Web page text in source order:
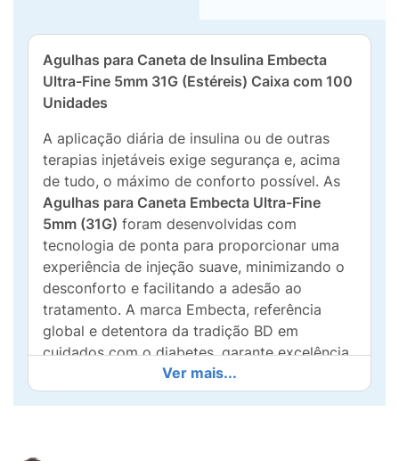
Agulhas para Caneta de Insulina Embecta
Ultra-Fine 5mm 31G (Estéreis) Caixa com 100
Unidades
A aplicação diária de insulina ou de outras
terapias injetáveis exige segurança e, acima
de tudo, o máximo de conforto possível. As
Agulhas para Caneta Embecta Ultra-Fine
5mm (31G) foram desenvolvidas com
tecnologia de ponta para proporcionar uma
experiência de injeção suave, minimizando o
desconforto e facilitando a adesão ao
tratamento. A marca Embecta, referência
global e detentora da tradição BD em
cuidados com o diabetes, garante excelência
e confiabilidade em cada aplicação.
Com um comprimento de5mme um calibre
Ver mais...